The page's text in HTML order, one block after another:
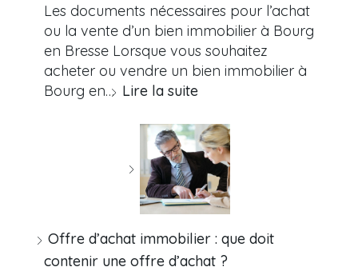
Les documents nécessaires pour l’achat
ou la vente d’un bien immobilier à Bourg
en Bresse Lorsque vous souhaitez
acheter ou vendre un bien immobilier à
Bourg en… Lire la suite
Offre d’achat immobilier : que doit
contenir une offre d’achat ?